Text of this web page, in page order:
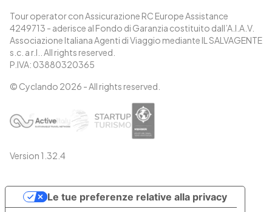
Tour operator con Assicurazione RC Europe Assistance
4249713 - aderisce al Fondo di Garanzia costituito dall’A.I.A.V.
Associazione Italiana Agenti di Viaggio mediante IL SALVAGENTE
s.c. a r.l.. All rights reserved.
P.IVA: 03880320365
© Cyclando 2026 - All rights reserved.
Version 1.32.4
Le tue preferenze relative alla privacy